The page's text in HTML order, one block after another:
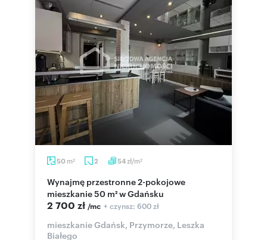
50 m2 2 54zł/m2
Wynajmę przestronne 2-pokojowe
mieszkanie 50 m² w Gdańsku
2 700 zł /mc + czynsz: 600 zł
mieszkanie Gdańsk, Przymorze, Leszka
Białego